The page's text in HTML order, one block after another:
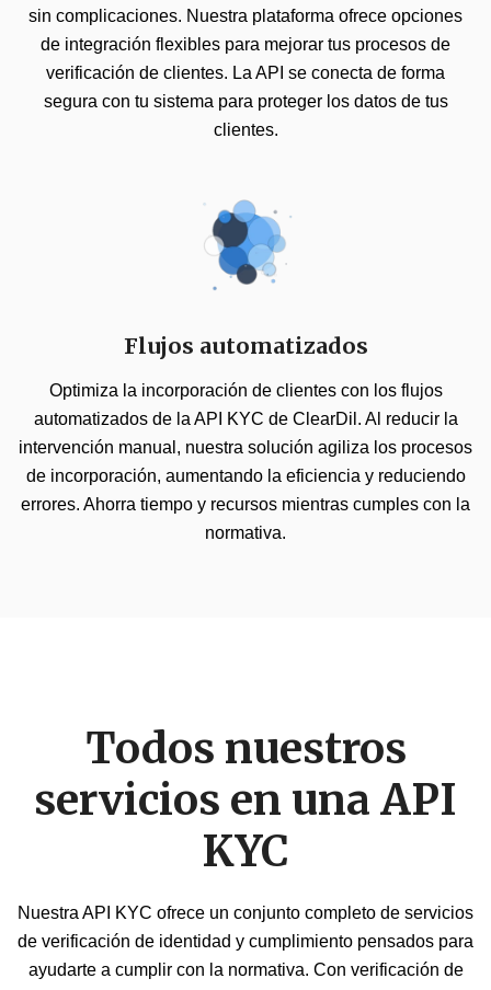
sin complicaciones. Nuestra plataforma ofrece opciones
de integración flexibles para mejorar tus procesos de
verificación de clientes. La API se conecta de forma
segura con tu sistema para proteger los datos de tus
clientes.
Flujos automatizados
Optimiza la incorporación de clientes con los flujos
automatizados de la API KYC de ClearDil. Al reducir la
intervención manual, nuestra solución agiliza los procesos
de incorporación, aumentando la eficiencia y reduciendo
errores. Ahorra tiempo y recursos mientras cumples con la
normativa.
Todos nuestros
servicios en una API
KYC
Nuestra API KYC ofrece un conjunto completo de servicios
de verificación de identidad y cumplimiento pensados para
ayudarte a cumplir con la normativa. Con verificación de